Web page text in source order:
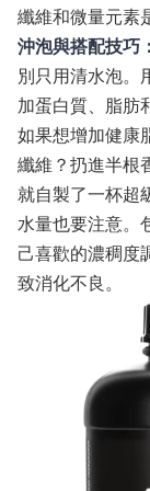
纖維和微量元素
沖泡與搭配技巧：
別只用清水泡。
加蛋白質、脂肪
如果想增加健康
纖維？扔進半根
就自製了一杯超
水量也要注意。
己喜歡的濃稠度
致消化不良。